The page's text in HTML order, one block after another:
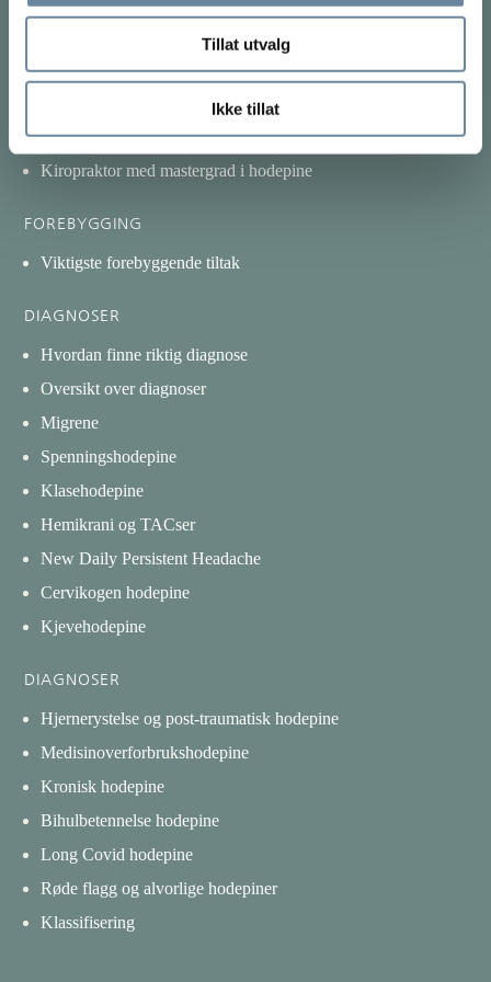
Tillat utvalg
Ikke tillat
Fysisk konsultasjon på klinikk
Online konsultasjon
Nevrolog
Kiropraktor med mastergrad i hodepine
FOREBYGGING
Viktigste forebyggende tiltak
DIAGNOSER
Hvordan finne riktig diagnose
Oversikt over diagnoser
Migrene
Spenningshodepine
Klasehodepine
Hemikrani og TACser
New Daily Persistent Headache
Cervikogen hodepine
Kjevehodepine
DIAGNOSER
Hjernerystelse og post-traumatisk hodepine
Medisinoverforbrukshodepine
Kronisk hodepine
Bihulbetennelse hodepine
Long Covid hodepine
Røde flagg og alvorlige hodepiner
Klassifisering